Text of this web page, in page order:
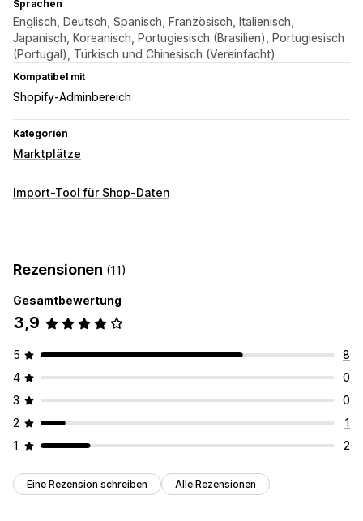
Sprachen
Englisch, Deutsch, Spanisch, Französisch, Italienisch,
Japanisch, Koreanisch, Portugiesisch (Brasilien), Portugiesisch
(Portugal), Türkisch und Chinesisch (Vereinfacht)
Kompatibel mit
Shopify-Adminbereich
Kategorien
Marktplätze
Import-Tool für Shop-Daten
Rezensionen (11)
Gesamtbewertung
3,9
5
8
4
0
3
0
2
1
1
2
Eine Rezension schreiben Alle Rezensionen